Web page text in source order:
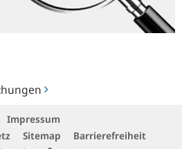
Impressum
Sitemap
Barrierefreiheit